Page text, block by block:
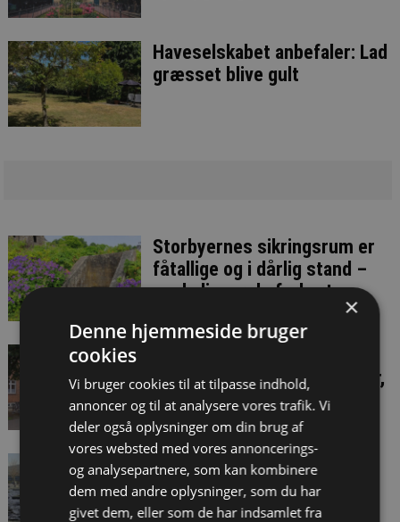
Haveselskabet anbefaler: Lad
græsset blive gult
Storbyernes sikringsrum er
fåtallige og i dårlig stand –
og de ligger de forkerte
skæve ejendomsvurderinger,
men under protest fra
advokater
Ny udskydelse af
ejendomsvurderinger: Nogle
vil tabe, andre vil vinde
×
Denne hjemmeside bruger
cookies
Vi bruger cookies til at tilpasse indhold,
annoncer og til at analysere vores trafik. Vi
deler også oplysninger om din brug af
vores websted med vores annoncerings-
og analysepartnere, som kan kombinere
dem med andre oplysninger, som du har
givet dem, eller som de har indsamlet fra